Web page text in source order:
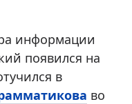
информации
появился на
в
во